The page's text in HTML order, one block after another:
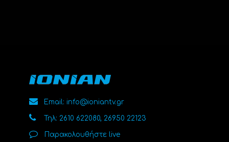
Email: info@ioniantv.gr
Τηλ: 2610 622080, 26950 22123
Παρακολουθήστε live